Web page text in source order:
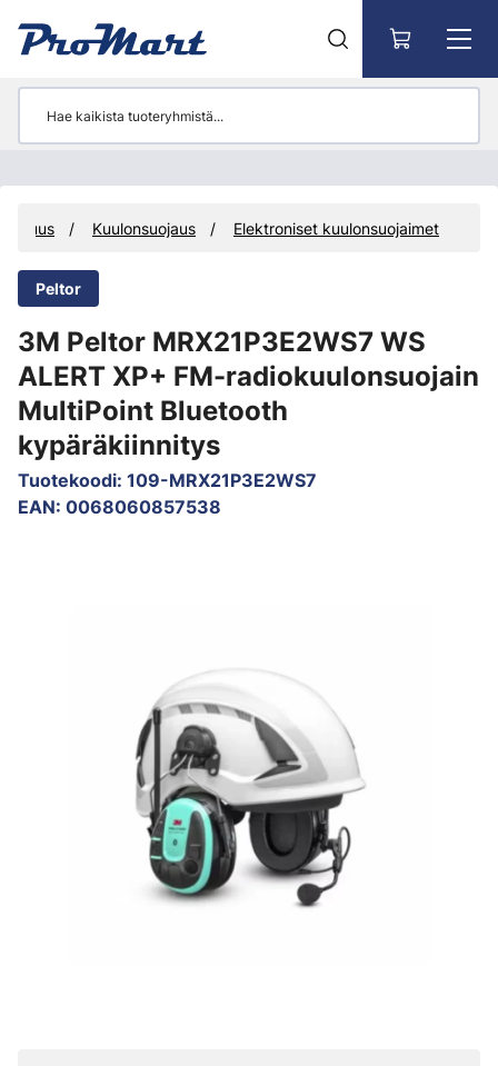
Kuulonsuojaus Elektroniset kuulonsuojaimet
Peltor
3M Peltor MRX21P3E2WS7 WS
ALERT XP+ FM-radiokuulonsuojain
MultiPoint Bluetooth
kypäräkiinnitys
Tuotekoodi: 109-MRX21P3E2WS7
EAN: 0068060857538